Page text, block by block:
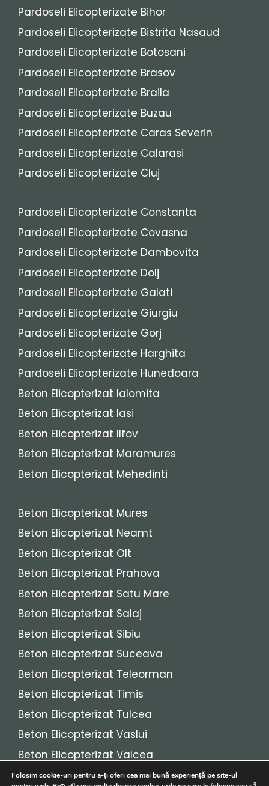
Pardoseli Elicopterizate Bihor
Pardoseli Elicopterizate Bistrita Nasaud
Pardoseli Elicopterizate Botosani
Pardoseli Elicopterizate Brasov
Pardoseli Elicopterizate Braila
Pardoseli Elicopterizate Buzau
Pardoseli Elicopterizate Caras Severin
Pardoseli Elicopterizate Calarasi
Pardoseli Elicopterizate Cluj
Pardoseli Elicopterizate Constanta
Pardoseli Elicopterizate Covasna
Pardoseli Elicopterizate Dambovita
Pardoseli Elicopterizate Dolj
Pardoseli Elicopterizate Galati
Pardoseli Elicopterizate Giurgiu
Pardoseli Elicopterizate Gorj
Pardoseli Elicopterizate Harghita
Pardoseli Elicopterizate Hunedoara
Beton Elicopterizat Ialomita
Beton Elicopterizat Iasi
Beton Elicopterizat Ilfov
Beton Elicopterizat Maramures
Beton Elicopterizat Mehedinti
Beton Elicopterizat Mures
Beton Elicopterizat Neamt
Beton Elicopterizat Olt
Beton Elicopterizat Prahova
Beton Elicopterizat Satu Mare
Beton Elicopterizat Salaj
Beton Elicopterizat Sibiu
Beton Elicopterizat Suceava
Beton Elicopterizat Teleorman
Beton Elicopterizat Timis
Beton Elicopterizat Tulcea
Beton Elicopterizat Vaslui
Beton Elicopterizat Valcea
Beton Elicopterizat Vrancea
Folosim cookie-uri pentru a-ți oferi cea mai bună experiență pe site-ul